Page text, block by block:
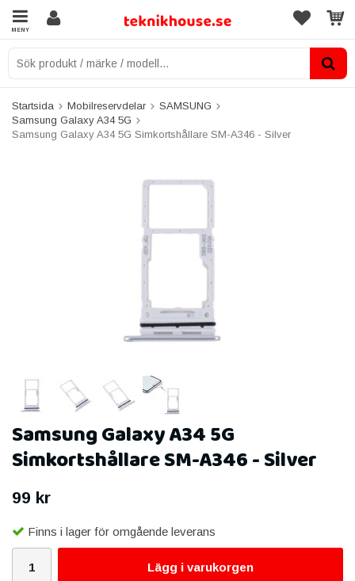
MENY
Startsida Mobilreservdelar
SAMSUNG
Samsung Galaxy A34 5G
Samsung Galaxy A34 5G Simkortshållare SM-A346 - Silver
Samsung Galaxy A34 5G
Simkortshållare SM-A346 - Silver
99 kr
Finns i lager för omgående leverans
Lägg i varukorgen